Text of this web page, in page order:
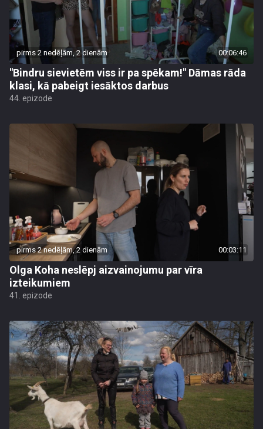
pirms 2 nedēļām, 2 dienām 00:06:46
"Bindru sievietēm viss ir pa spēkam!" Dāmas rāda
klasi, kā pabeigt iesāktos darbus
44. epizode
pirms 2 nedēļām, 2 dienām 00:03:11
Olga Koha neslēpj aizvainojumu par vīra
izteikumiem
41. epizode